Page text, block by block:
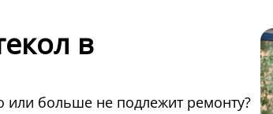
в
или больше не подлежит ремонту?